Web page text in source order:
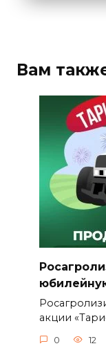
Вам
акции
0 12